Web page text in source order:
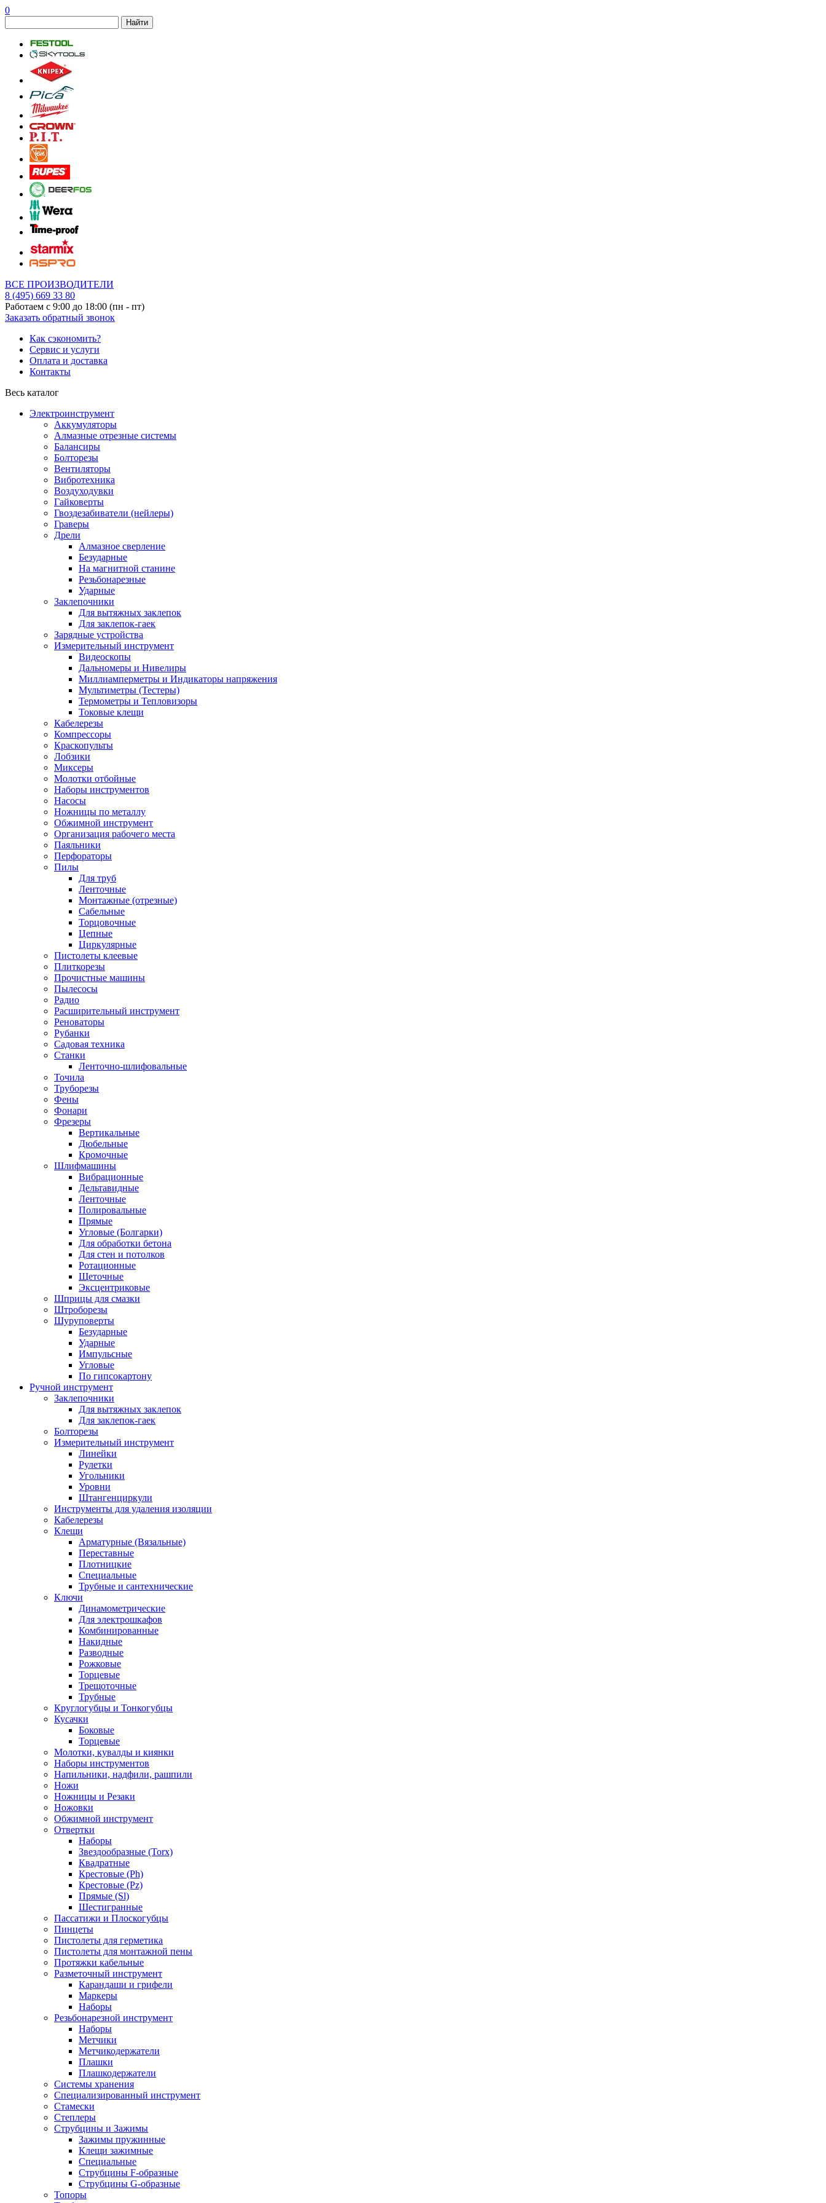
0
Найти
ВСЕ ПРОИЗВОДИТЕЛИ
8 (495) 669 33 80
Работаем с 9:00 до 18:00 (пн - пт)
Заказать обратный звонок
Как сэкономить?
Сервис и услуги
Оплата и доставка
Контакты
Весь каталог
Электроинструмент
Аккумуляторы
Алмазные отрезные системы
Балансиры
Болторезы
Вентиляторы
Вибротехника
Воздуходувки
Гайковерты
Гвоздезабиватели (нейлеры)
Граверы
Дрели
Алмазное сверление
Безударные
На магнитной станине
Резьбонарезные
Ударные
Заклепочники
Для вытяжных заклепок
Для заклепок-гаек
Зарядные устройства
Измерительный инструмент
Видеоскопы
Дальномеры и Нивелиры
Миллиамперметры и Индикаторы напряжения
Мультиметры (Тестеры)
Термометры и Тепловизоры
Токовые клещи
Кабелерезы
Компрессоры
Краскопульты
Лобзики
Миксеры
Молотки отбойные
Наборы инструментов
Насосы
Ножницы по металлу
Обжимной инструмент
Организация рабочего места
Паяльники
Перфораторы
Пилы
Для труб
Ленточные
Монтажные (отрезные)
Сабельные
Торцовочные
Цепные
Циркулярные
Пистолеты клеевые
Плиткорезы
Прочистные машины
Пылесосы
Радио
Расширительный инструмент
Реноваторы
Рубанки
Садовая техника
Станки
Ленточно-шлифовальные
Точила
Труборезы
Фены
Фонари
Фрезеры
Вертикальные
Дюбельные
Кромочные
Шлифмашины
Вибрационные
Дельтавидные
Ленточные
Полировальные
Прямые
Угловые (Болгарки)
Для обработки бетона
Для стен и потолков
Ротационные
Щеточные
Эксцентриковые
Шприцы для смазки
Штроборезы
Шуруповерты
Безударные
Ударные
Импульсные
Угловые
По гипсокартону
Ручной инструмент
Заклепочники
Для вытяжных заклепок
Для заклепок-гаек
Болторезы
Измерительный инструмент
Линейки
Рулетки
Угольники
Уровни
Штангенциркули
Инструменты для удаления изоляции
Кабелерезы
Клещи
Арматурные (Вязальные)
Переставные
Плотницкие
Специальные
Трубные и сантехнические
Ключи
Динамометрические
Для электрошкафов
Комбинированные
Накидные
Разводные
Рожковые
Торцевые
Трещоточные
Трубные
Круглогубцы и Тонкогубцы
Кусачки
Боковые
Торцевые
Молотки, кувалды и киянки
Наборы инструментов
Напильники, надфили, рашпили
Ножи
Ножницы и Резаки
Ножовки
Обжимной инструмент
Отвертки
Наборы
Звездообразные (Torx)
Квадратные
Крестовые (Ph)
Крестовые (Pz)
Прямые (Sl)
Шестигранные
Пассатижи и Плоскогубцы
Пинцеты
Пистолеты для герметика
Пистолеты для монтажной пены
Протяжки кабельные
Разметочный инструмент
Карандаши и грифели
Маркеры
Наборы
Резьбонарезной инструмент
Наборы
Метчики
Метчикодержатели
Плашки
Плашкодержатели
Системы хранения
Специализированный инструмент
Стамески
Степлеры
Струбцины и Зажимы
Зажимы пружинные
Клещи зажимные
Специальные
Струбцины F-образные
Струбцины G-образные
Топоры